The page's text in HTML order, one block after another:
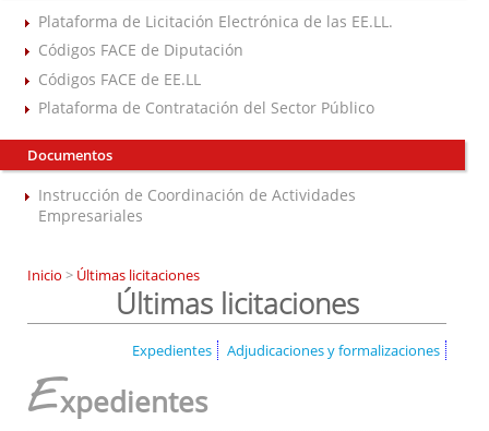
Plataforma de Licitación Electrónica de las EE.LL.
Códigos FACE de Diputación
Códigos FACE de EE.LL
Plataforma de Contratación del Sector Público
Documentos
Instrucción de Coordinación de Actividades
Empresariales
Inicio > Últimas licitaciones
Últimas licitaciones
Expedientes Adjudicaciones y formalizaciones
Expedientes